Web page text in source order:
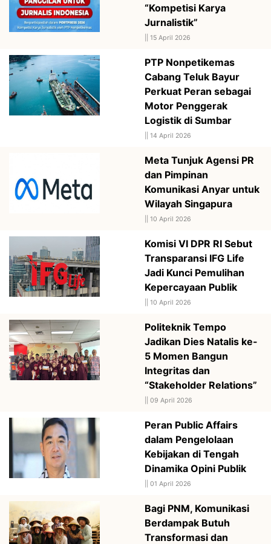
“Kompetisi Karya
Jurnalistik”
15 April 2026
PTP Nonpetikemas
Cabang Teluk Bayur
Perkuat Peran sebagai
Motor Penggerak
Logistik di Sumbar
14 April 2026
Meta Tunjuk Agensi PR
dan Pimpinan
Komunikasi Anyar untuk
Wilayah Singapura
10 April 2026
Komisi VI DPR RI Sebut
Transparansi IFG Life
Jadi Kunci Pemulihan
Kepercayaan Publik
10 April 2026
Politeknik Tempo
Jadikan Dies Natalis ke-
5 Momen Bangun
Integritas dan
“Stakeholder Relations”
09 April 2026
Peran Public Affairs
dalam Pengelolaan
Kebijakan di Tengah
Dinamika Opini Publik
01 April 2026
Bagi PNM, Komunikasi
Berdampak Butuh
Transformasi dan